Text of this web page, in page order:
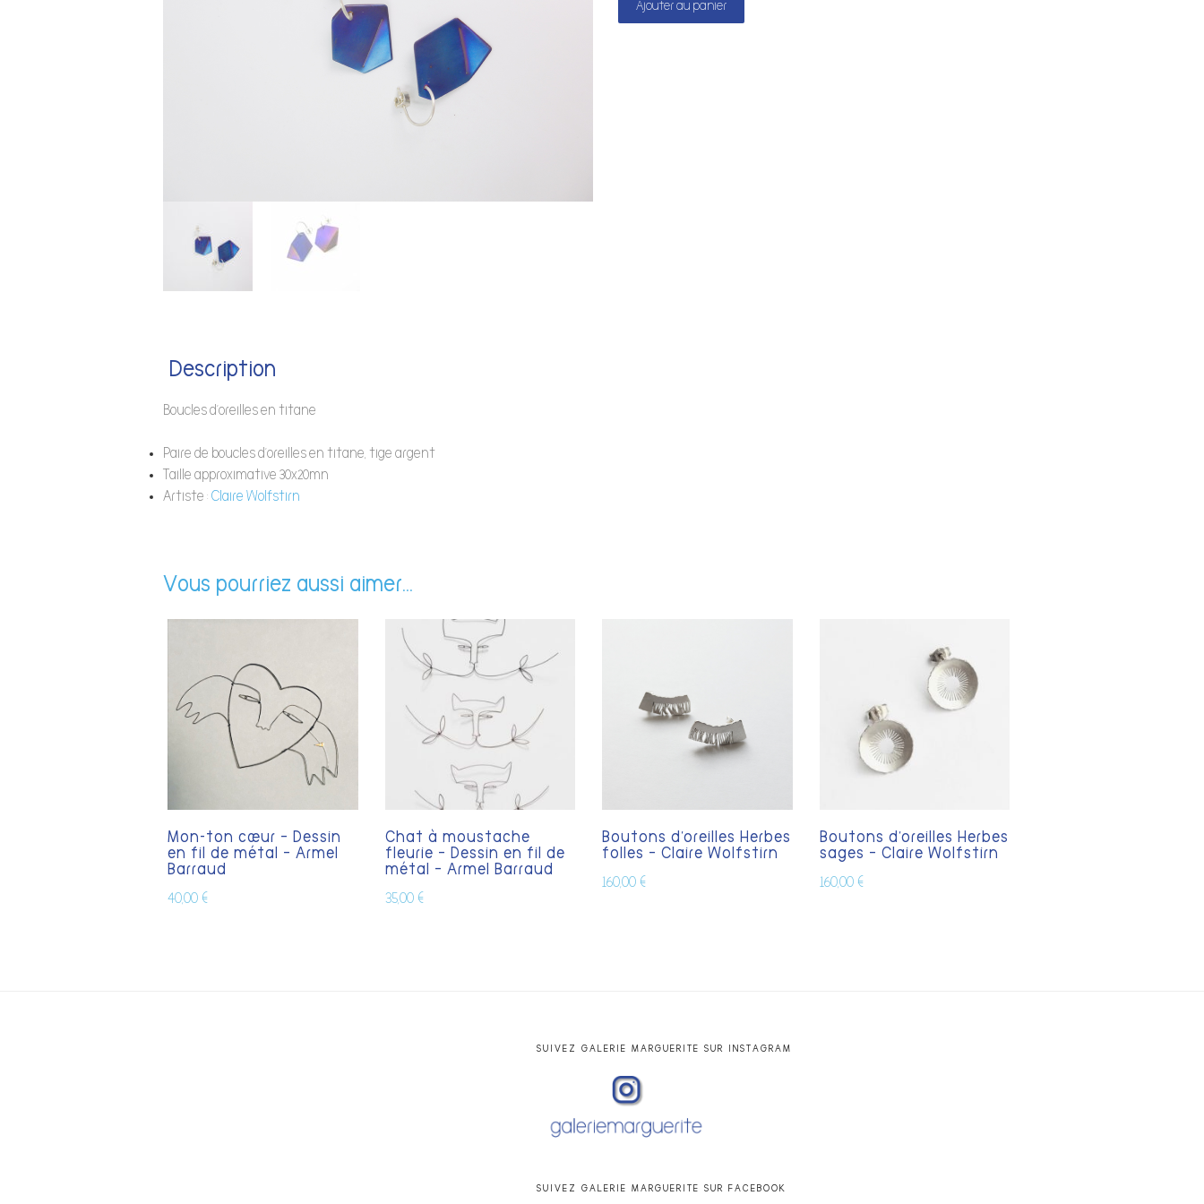
Ajouter au panier
Description
Boucles d’oreilles en titane
Paire de boucles d’oreilles en titane, tige argent
Taille approximative 30x20mn
Artiste : Claire Wolfstirn
Vous pourriez aussi aimer...
Mon-ton cœur – Dessin
en fil de métal – Armel
Barraud
40,00 €
Chat à moustache
fleurie – Dessin en fil de
métal – Armel Barraud
35,00 €
Boutons d’oreilles Herbes
folles – Claire Wolfstirn
160,00 €
Boutons d’oreilles Herbes
sages – Claire Wolfstirn
160,00 €
SUIVEZ GALERIE MARGUERITE SUR INSTAGRAM
SUIVEZ GALERIE MARGUERITE SUR FACEBOOK